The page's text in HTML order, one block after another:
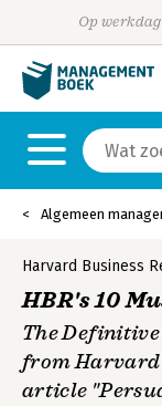
Op
Algemeen
Harvard Business
HBR's 10
The Definitive
from Harvard
article